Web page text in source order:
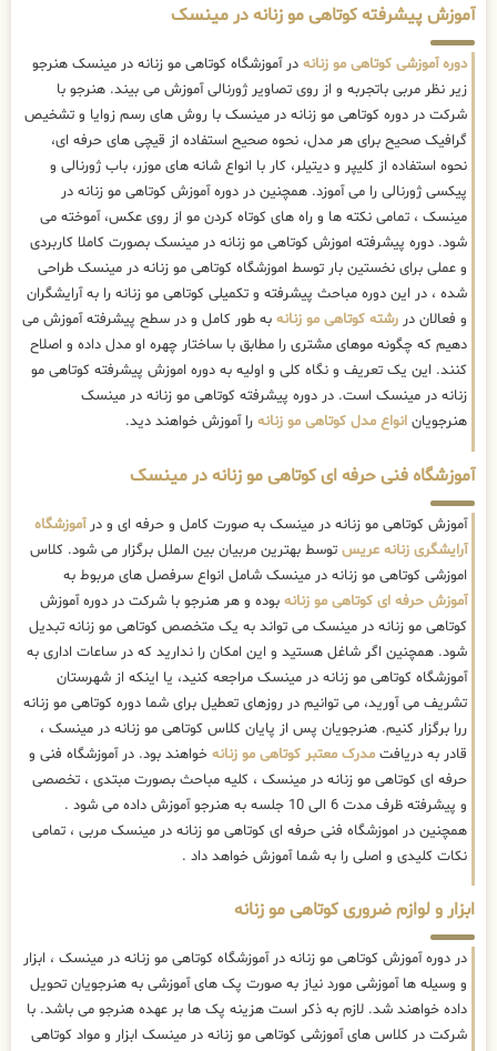
آموزش پیشرفته کوتاهی مو زنانه در مینسک
دوره آموزشی کوتاهی مو زنانه در آموزشگاه کوتاهی مو زنانه در مینسک هنرجو
زیر نظر مربی باتجربه و از روی تصاویر ژورنالی آموزش می بیند. هنرجو با
شرکت در دوره کوتاهی مو زنانه در مینسک با روش های رسم زوایا و تشخیص
گرافیک صحیح برای هر مدل، نحوه صحیح استفاده از قیچی های حرفه ای،
نحوه استفاده از کلیپر و دیتیلر، کار با انواع شانه های موزر، باب ژورنالی و
پیکسی ژورنالی را می آموزد. همچنین در دوره آموزش کوتاهی مو زنانه در
مینسک ، تمامی نکته ها و راه های کوتاه کردن مو از روی عکس، آموخته می
شود. دوره پیشرفته اموزش کوتاهی مو زنانه در مینسک بصورت کاملا کاربردی
و عملی برای نخستین بار توسط اموزشگاه کوتاهی مو زنانه در مینسک طراحی
شده ، در این دوره مباحث پیشرفته و تکمیلی کوتاهی مو زنانه را به آرایشگران
و فعالان در رشته کوتاهی مو زنانه به طور کامل و در سطح پیشرفته آموزش می
دهیم که چگونه موهای مشتری را مطابق با ساختار چهره او مدل داده و اصلاح
کنند. این یک تعریف و نگاه کلی و اولیه به دوره اموزش پیشرفته کوتاهی مو
زنانه در مینسک است. در دوره پیشرفته کوتاهی مو زنانه در مینسک
هنرجویان انواع مدل کوتاهی مو زنانه را آموزش خواهند دید.
آموزشگاه فنی حرفه ای کوتاهی مو زنانه در مینسک
آموزش کوتاهی مو زنانه در مینسک به صورت کامل و حرفه ای و درآموزشگاه
آرایشگری زنانه عریس توسط بهترین مربیان بین الملل برگزار می شود. کلاس
اموزشی کوتاهی مو زنانه در مینسک شامل انواع سرفصل های مربوط به
آموزش حرفه ای کوتاهی مو زنانه بوده و هر هنرجو با شرکت در دوره آموزش
کوتاهی مو زنانه در مینسک می تواند به یک متخصص کوتاهی مو زنانه تبدیل
شود. همچنین اگر شاغل هستید و این امکان را ندارید که در ساعات اداری به
آموزشگاه کوتاهی مو زنانه در مینسک مراجعه کنید، یا اینکه از شهرستان
تشریف می آورید، می توانیم در روزهای تعطیل برای شما دوره کوتاهی مو زنانه
ررا برگزار کنیم. هنرجویان پس از پایان کلاس کوتاهی مو زنانه در مینسک ،
قادر به دریافت مدرک معتبر کوتاهی مو زنانه خواهند بود. در آموزشگاه فنی و
حرفه ای کوتاهی مو زنانه در مینسک ، کلیه مباحث بصورت مبتدی ، تخصصی
و پیشرفته ظرف مدت 6 الی 10 جلسه به هنرجو آموزش داده می شود .
همچنین در اموزشگاه فنی حرفه ای کوتاهی مو زنانه در مینسک مربی ، تمامی
نکات کلیدی و اصلی را به شما آموزش خواهد داد .
ابزار و لوازم ضروری کوتاهی مو زنانه
در دوره آموزش کوتاهی مو زنانه در آموزشگاه کوتاهی مو زنانه در مینسک ، ابزار
و وسیله ها آموزشی مورد نیاز به صورت پک های آموزشی به هنرجویان تحویل
داده خواهند شد. لازم به ذکر است هزینه پک ها بر عهده هنرجو می باشد. با
شرکت در کلاس های آموزشی کوتاهی مو زنانه در مینسک ابزار و مواد کوتاهی